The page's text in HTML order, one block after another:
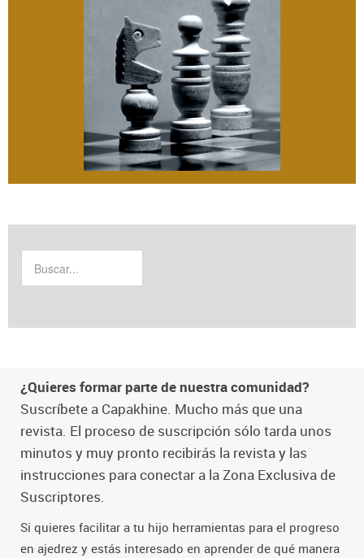
¿Quieres formar parte de nuestra comunidad?
Suscríbete a Capakhine. Mucho más que una
revista. El proceso de suscripción sólo tarda unos
minutos y muy pronto recibirás la revista y las
instrucciones para conectar a la Zona Exclusiva de
Suscriptores.
Si quieres facilitar a tu hijo herramientas para el progreso
en ajedrez y estás interesado en aprender de qué manera